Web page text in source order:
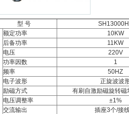
型 号
额定功率
10KW
后备功率
11KW
电压
220V
功率因数
1
频率
50HZ
电子波形
正旋波波
励磁方式
有刷自激励磁旋转磁
电压调整率
±1%
交流输出
插座3个/接